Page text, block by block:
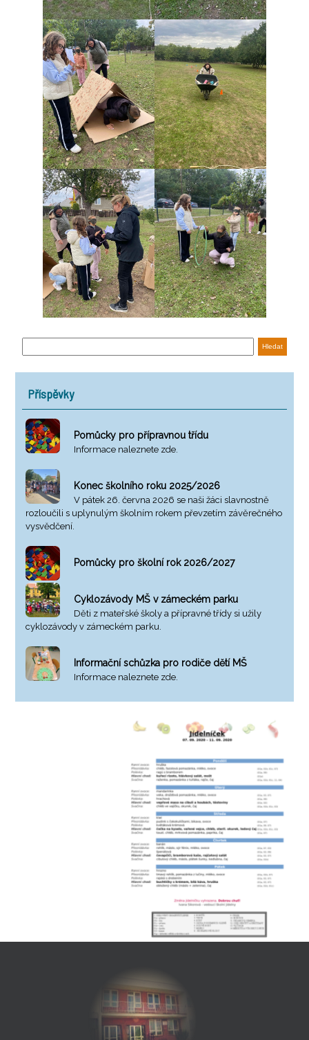
Příspěvky
Pomůcky pro přípravnou třídu
Informace naleznete zde.
Konec školního roku 2025/2026
V pátek 26. června 2026 se naši žáci slavnostně
rozloučili s uplynulým školním rokem převzetím závěrečného
vysvědčení.
Pomůcky pro školní rok 2026/2027
Cyklozávody MŠ v zámeckém parku
Děti z mateřské školy a přípravné třídy si užily
cyklozávody v zámeckém parku.
Informační schůzka pro rodiče dětí MŠ
Informace naleznete zde.